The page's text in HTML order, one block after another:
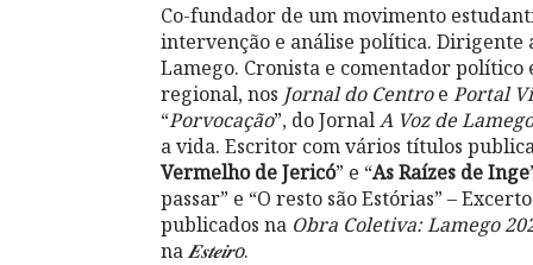
Co-fundador de um movimento
intervenção e análise política. Dirigente
Lamego. Cronista e comentador
regional, nos Jornal do Centroe Portal
“Porvocação”, do JornalA Voz de Lamego
a vida. Escritor com vários títulos
Vermelho de Jericó” e “As Raízes de Inge
passar” e “O resto são Estórias” –
publicados na Obra Coletiva: Lamego
na𝑬𝒔𝒕𝒆𝒊𝒓o.